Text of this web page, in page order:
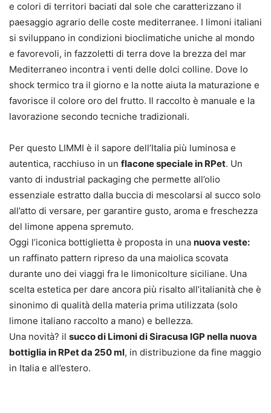
e colori di territori baciati dal sole che caratterizzano il
paesaggio agrario delle coste mediterranee. I limoni italiani
si sviluppano in condizioni bioclimatiche uniche al mondo
e favorevoli, in fazzoletti di terra dove la brezza del mar
Mediterraneo incontra i venti delle dolci colline. Dove lo
shock termico tra il giorno e la notte aiuta la maturazione e
favorisce il colore oro del frutto. Il raccolto è manuale e la
lavorazione secondo tecniche tradizionali.
Per questo LIMMI è il sapore dell’Italia più luminosa e
autentica, racchiuso in un flacone speciale in RPet. Un
vanto di industrial packaging che permette all’olio
essenziale estratto dalla buccia di mescolarsi al succo solo
all’atto di versare, per garantire gusto, aroma e freschezza
del limone appena spremuto.
Oggi l’iconica bottiglietta è proposta in una nuova veste:
un raffinato pattern ripreso da una maiolica scovata
durante uno dei viaggi fra le limonicolture siciliane. Una
scelta estetica per dare ancora più risalto all’italianità che è
sinonimo di qualità della materia prima utilizzata (solo
limone italiano raccolto a mano) e bellezza.
Una novità? il succo di Limoni di Siracusa IGP nella nuova
bottiglia in RPet da 250 ml, in distribuzione da fine maggio
in Italia e all’estero.